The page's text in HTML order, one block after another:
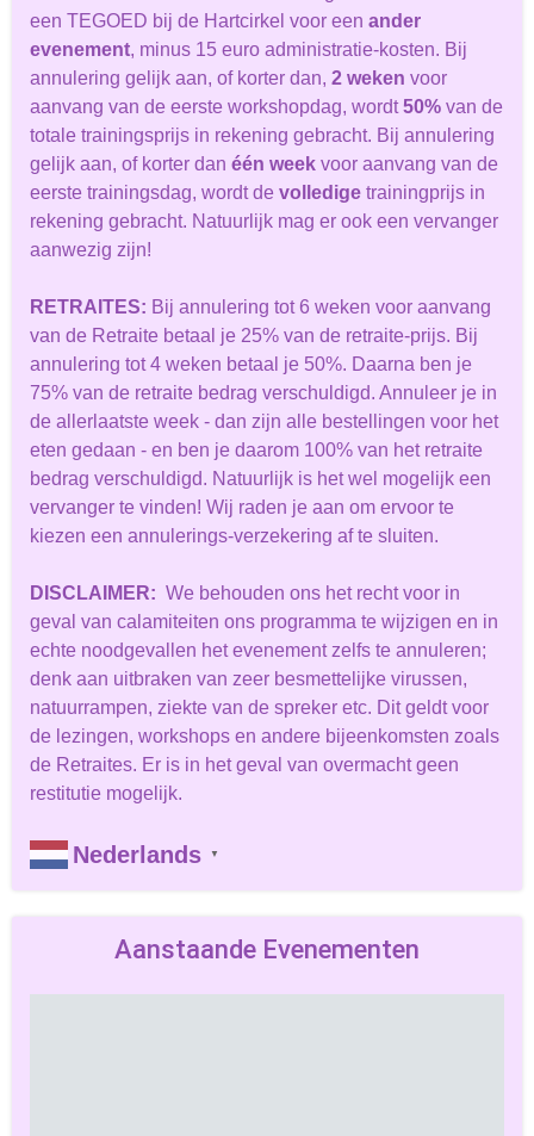
een TEGOED bij de Hartcirkel voor een ander
evenement, minus 15 euro administratie-kosten. Bij
annulering gelijk aan, of korter dan, 2 weken voor
aanvang van de eerste workshopdag, wordt50% van de
totale trainingsprijs in rekening gebracht. Bij annulering
gelijk aan, of korter dan één week voor aanvang van de
eerste trainingsdag, wordt de volledige trainingprijs in
rekening gebracht. Natuurlijk mag er ook een vervanger
aanwezig zijn!
RETRAITES: Bij annulering tot 6 weken voor aanvang
van de Retraite betaal je 25% van de retraite-prijs. Bij
annulering tot 4 weken betaal je 50%. Daarna ben je
75% van de retraite bedrag verschuldigd. Annuleer je in
de allerlaatste week - dan zijn alle bestellingen voor het
eten gedaan - en ben je daarom 100% van het retraite
bedrag verschuldigd. Natuurlijk is het wel mogelijk een
vervanger te vinden! Wij raden je aan om ervoor te
kiezen een annulerings-verzekering af te sluiten.
DISCLAIMER: We behouden ons het recht voor in
geval van calamiteiten ons programma te wijzigen en in
echte noodgevallen het evenement zelfs te annuleren;
denk aan uitbraken van zeer besmettelijke virussen,
natuurrampen, ziekte van de spreker etc. Dit geldt voor
de lezingen, workshops en andere bijeenkomsten zoals
de Retraites. Er is in het geval van overmacht geen
restitutie mogelijk.
Nederlands ▼
Aanstaande Evenementen